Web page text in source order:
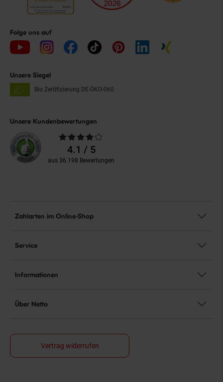
Folge uns auf
Unsere Siegel
Bio Zertifizierung DE-ÖKO-060
Unsere Kundenbewertungen
Durchschnittliche
Bewertungen4.1 / 5
aus 36.198 Bewertungen
Zahlarten im Online-Shop
Service
Informationen
Über Netto
Vertrag widerrufen